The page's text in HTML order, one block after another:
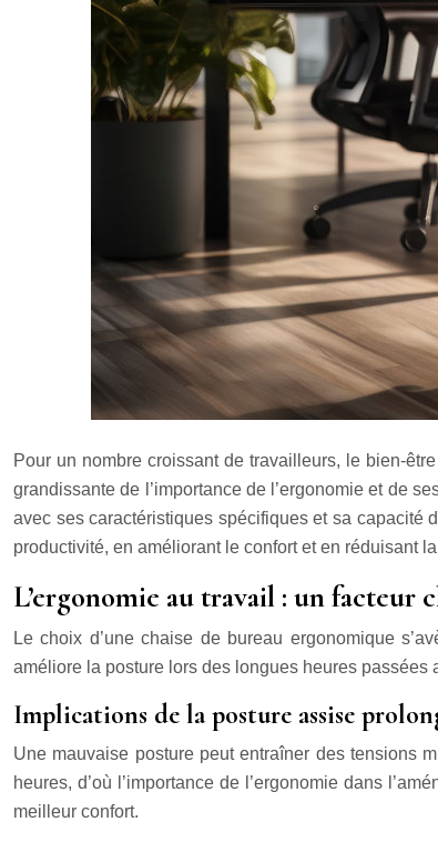
Pour un nombre croissant de travailleurs, le bien-
grandissante de l’importance de l’ergonomie et de
avec ses caractéristiques spécifiques et sa capacité
productivité, en améliorant le confort et en réduisant
L’ergonomie au travail : un facteur
Le choix d’une chaise de bureau ergonomique
améliore la posture lors des longues heures
Implications de la posture assise
Une mauvaise posture peut entraîner des tensions
heures, d’où l’importance de l’ergonomie dans
meilleur confort.